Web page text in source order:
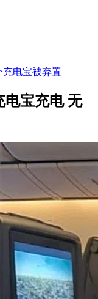
充电宝被弃置
电宝充电 无